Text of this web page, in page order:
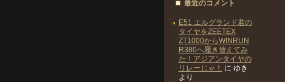
最近のコメント
E51 エルグランド君の
タイヤをZEETEX
ZT1000からWINRUN
R380へ履き替えてみ
た！アジアンタイヤの
リレーじゃ！
に ゆき
より